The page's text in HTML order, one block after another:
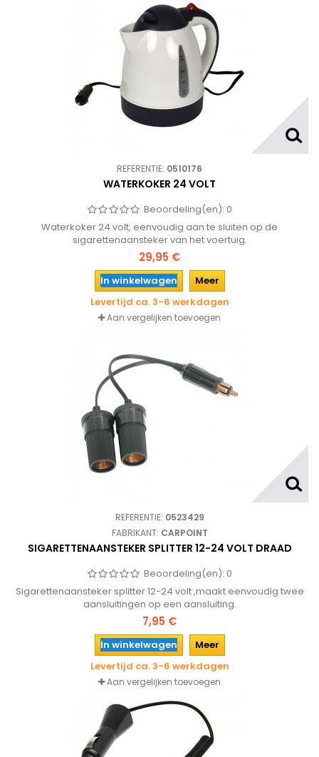
REFERENTIE: 0510176
WATERKOKER 24 VOLT
Beoordeling(en): 0
Waterkoker 24 volt, eenvoudig aan te sluiten op de
sigarettenaansteker van het voertuig.
29,95 €
In winkelwagen
Meer
Levertijd ca. 3-6 werkdagen
Aan vergelijken toevoegen
REFERENTIE: 0523429
FABRIKANT: CARPOINT
SIGARETTENAANSTEKER SPLITTER 12-24 VOLT DRAAD
Beoordeling(en): 0
Sigarettenaansteker splitter 12-24 volt ,maakt eenvoudig twee
aansluitingen op een aansluiting.
7,95 €
In winkelwagen
Meer
Levertijd ca. 3-6 werkdagen
Aan vergelijken toevoegen